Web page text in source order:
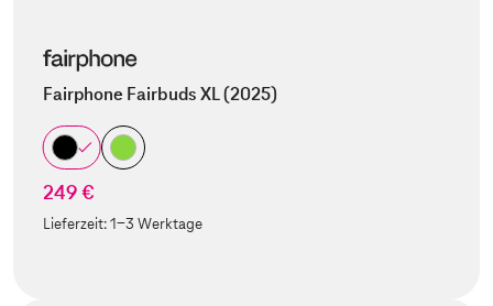
Fairphone Fairbuds XL (2025)
249 €
Lieferzeit:1-3 Werktage